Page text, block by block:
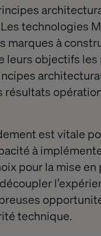
technologies
à
leurs objectifs
est vitale
à
pour la mise
technique.